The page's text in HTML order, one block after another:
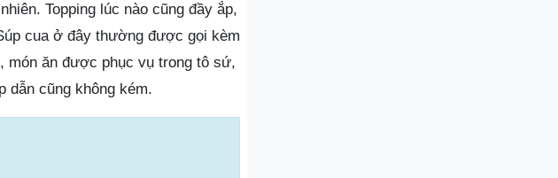
Topping lúc nào cũng đầy ắp,
cua ở đây thường được gọi kèm
ăn được phục vụ trong tô sứ,
dẫn cũng không kém.